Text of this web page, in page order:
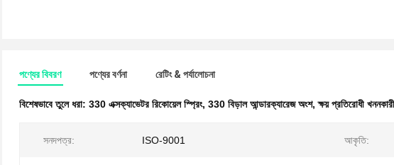
পণ্যের বিবরণ পণ্যের বর্ণনা রেটিং & পর্যালোচনা
বিশেষভাবে তুলে ধরা: 330 এক্সক্যাভেটর রিকোয়েল স্প্রিং, 330 বিড়াল আন্ডারক্যারেজ অংশ,ক্ষয় প্রতিরোধী
সনদপত্র: ISO-9001 আকৃতি: